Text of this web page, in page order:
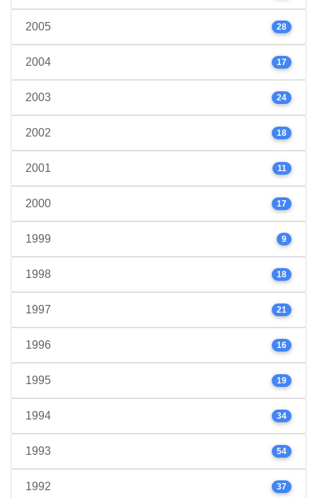
2005 28
2004 17
2003 24
2002 18
2001 11
2000 17
1999 9
1998 18
1997 21
1996 16
1995 19
1994 34
1993 54
1992 37